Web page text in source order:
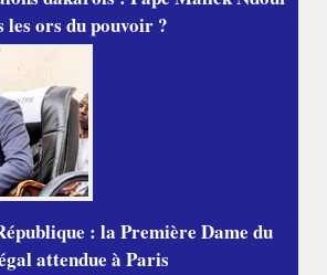
les ors du pouvoir ?
: la Première Dame du
attendue à Paris